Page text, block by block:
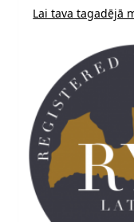
Lai tava tagadējā